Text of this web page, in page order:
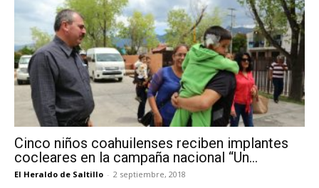
Cinco niños coahuilenses reciben implantes
cocleares en la campaña nacional “Un...
El Heraldo de Saltillo - 2 septiembre, 2018